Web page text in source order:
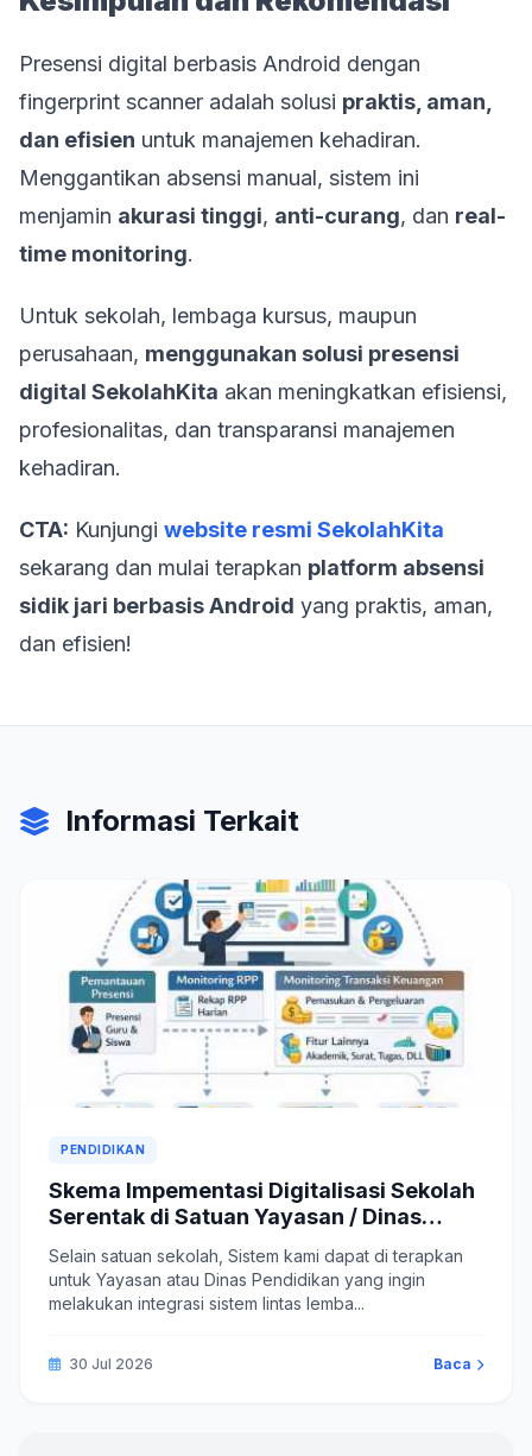
Presensi digital berbasis Android dengan
fingerprint scanner adalah solusi praktis, aman,
dan efisien untuk manajemen kehadiran.
Menggantikan absensi manual, sistem ini
menjamin akurasi tinggi, anti-curang, dan real-
time monitoring.
Untuk sekolah, lembaga kursus, maupun
perusahaan, menggunakan solusi presensi
digital SekolahKita akan meningkatkan efisiensi,
profesionalitas, dan transparansi manajemen
kehadiran.
CTA: Kunjungi website resmi SekolahKita
sekarang dan mulai terapkan platform absensi
sidik jari berbasis Android yang praktis, aman,
dan efisien!
Informasi Terkait
PENDIDIKAN
Skema Impementasi Digitalisasi Sekolah
Serentak di Satuan Yayasan / Dinas
Selain satuan sekolah, Sistem kami dapat di terapkan
untuk Yayasan atau Dinas Pendidikan yang ingin
melakukan integrasi sistem lintas lemba...
30 Jul 2026 Baca